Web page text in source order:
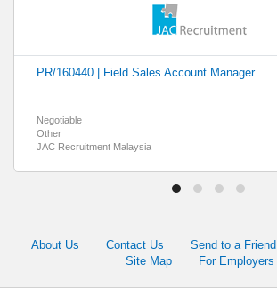
PR/160440 | Field Sales Account Manager
Negotiable
Other
JAC Recruitment Malaysia
About Us Contact Us Send to a Friend
Site Map
For Employers